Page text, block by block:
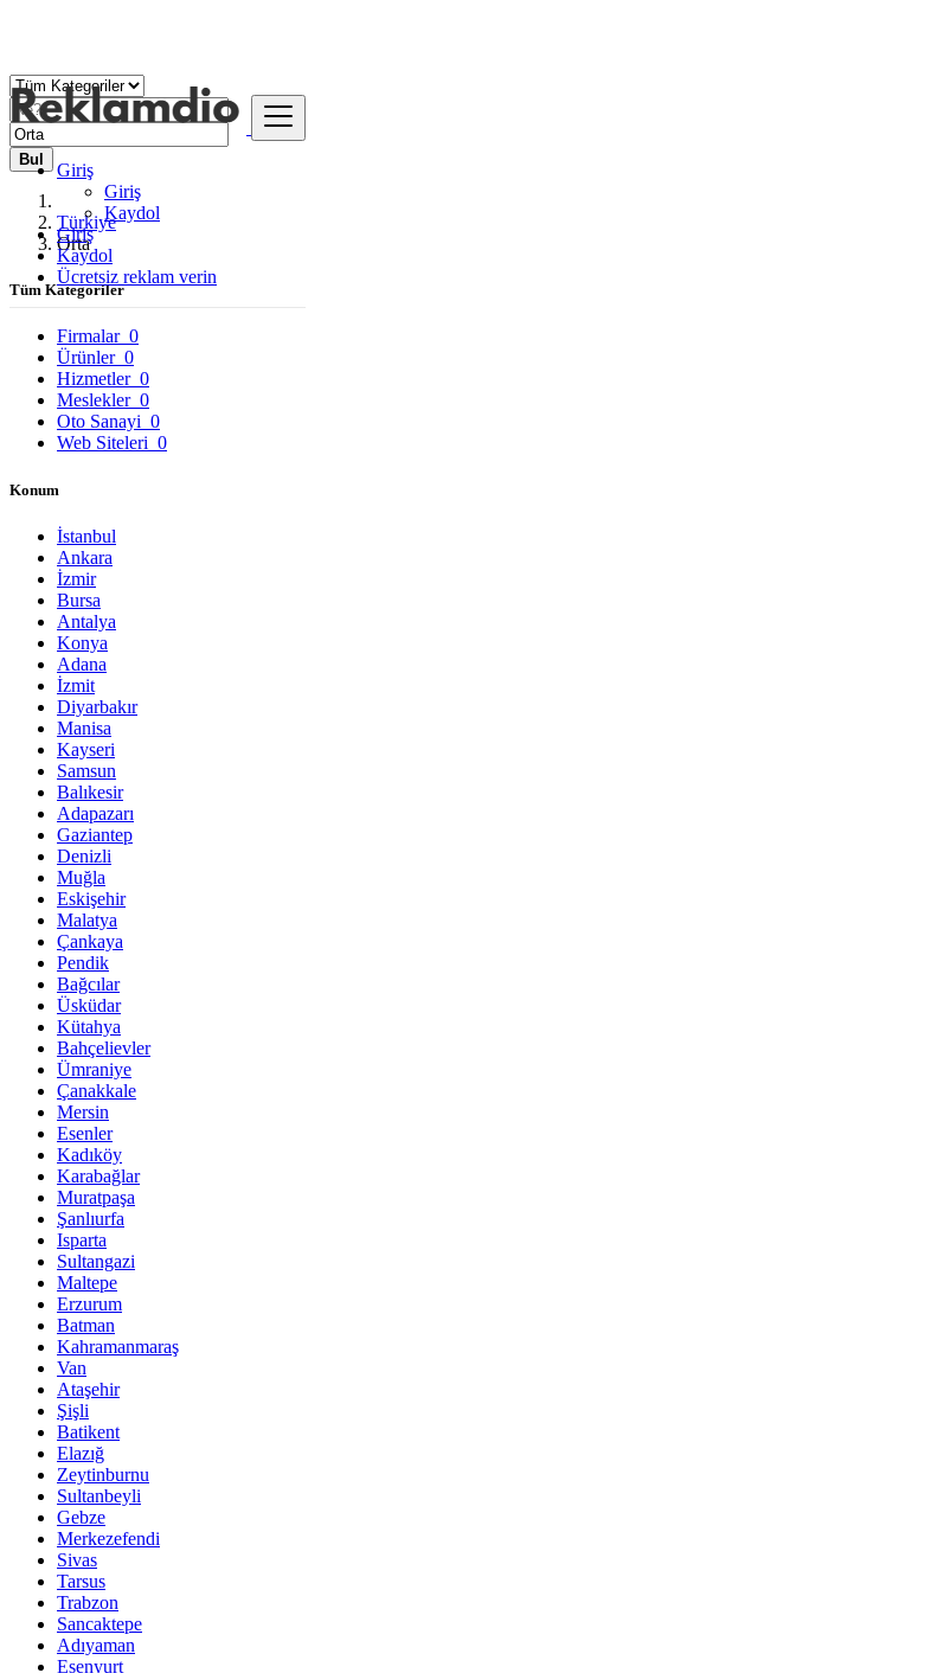
Giriş
Giriş
Kaydol
Giriş
Kaydol
Ücretsiz reklam verin
Bul
Türkiye
Orta
Tüm Kategoriler
Firmalar 0
Ürünler 0
Hizmetler 0
Meslekler 0
Oto Sanayi 0
Web Siteleri 0
Konum
İstanbul
Ankara
İzmir
Bursa
Antalya
Konya
Adana
İzmit
Diyarbakır
Manisa
Kayseri
Samsun
Balıkesir
Adapazarı
Gaziantep
Denizli
Muğla
Eskişehir
Malatya
Çankaya
Pendik
Bağcılar
Üsküdar
Kütahya
Bahçelievler
Ümraniye
Çanakkale
Mersin
Esenler
Kadıköy
Karabağlar
Muratpaşa
Şanlıurfa
Isparta
Sultangazi
Maltepe
Erzurum
Batman
Kahramanmaraş
Van
Ataşehir
Şişli
Batikent
Elazığ
Zeytinburnu
Sultanbeyli
Gebze
Merkezefendi
Sivas
Tarsus
Trabzon
Sancaktepe
Adıyaman
Esenyurt